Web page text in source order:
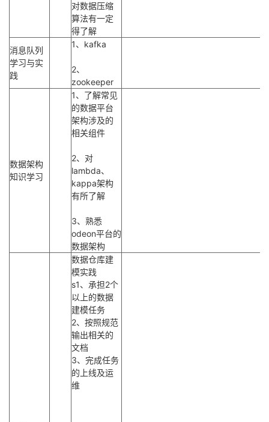
对数据压缩
算法有一定
得了解
消息队列
学习与实
践
1、kafka
2、
zookeeper
数据架构
知识学习
1、了解常见
的数据平台
架构涉及的
相关组件
2、对
lambda、
kappa架构
有所了解
3、熟悉
odeon平台的
数据架构
数据仓库建
模实践
s1、承担2个
以上的数据
建模任务
2、按照规范
输出相关的
文档
3、完成任务
的上线及运
维